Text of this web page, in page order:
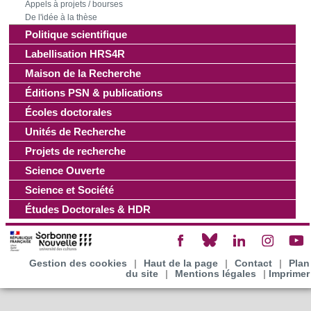
Les cookies nous permettent de personnaliser le contenu
et les annonces, d'offrir des fonctionnalités relatives aux
médias sociaux et d'analyser notre trafic. Nous
partageons également des informations sur l'utilisation de
notre site avec nos partenaires de médias sociaux, de
publicité et d'analyse, qui peuvent combiner celles-ci avec
d'autres informations que vous leur avez fournies ou qu'ils
ont collectées lors de votre utilisation de leurs services.
Appels à projets / bourses
De l'idée à la thèse
Politique scientifique
Labellisation HRS4R
Maison de la Recherche
Éditions PSN & publications
Écoles doctorales
Unités de Recherche
Projets de recherche
Science Ouverte
Science et Société
Études Doctorales & HDR
Gestion des cookies Haut de la page Contact
Plan
du site
Mentions légales Imprimer